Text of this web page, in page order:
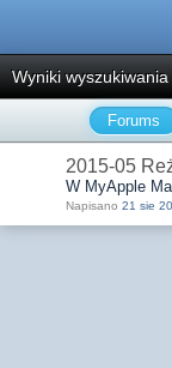
Wyniki wyszukiwania
Forums
2015-05
W MyApple
Napisano 21 sie